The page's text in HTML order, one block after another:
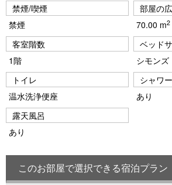
禁煙/喫煙
禁煙
部屋の
70.00 m2
客室階数
1階
ベッド
シモン
トイレ
温水洗浄便座
シャワ
あり
露天風呂
あり
このお部屋で選択できる宿泊プラン